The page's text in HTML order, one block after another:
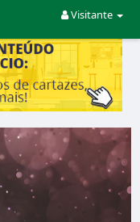
Visitante